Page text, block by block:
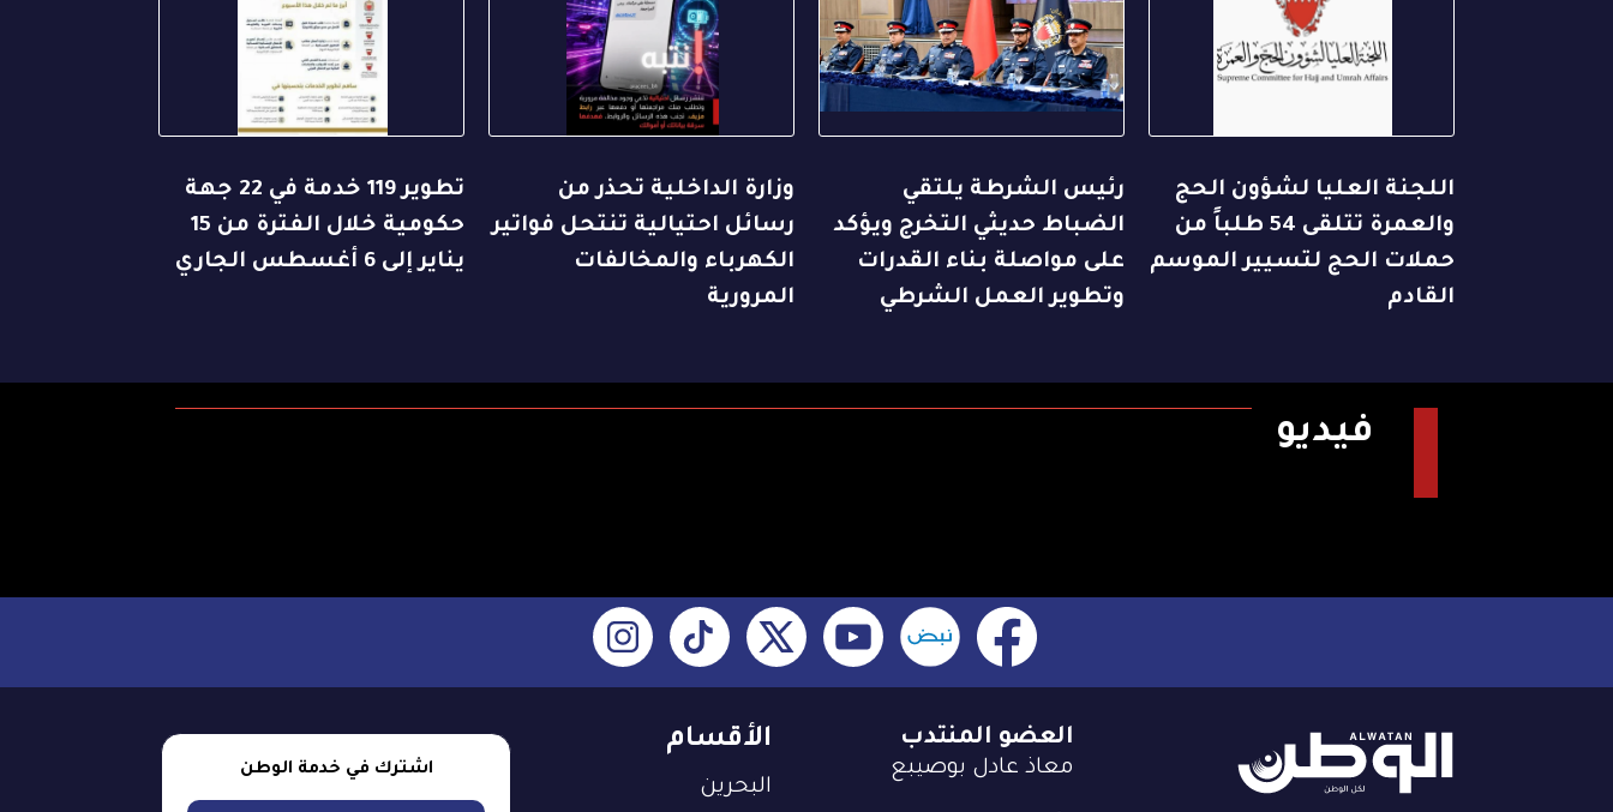
اللجنة العليا لشؤون الحج
والعمرة تتلقى 54 طلباً من
حملات الحج لتسيير الموسم
القادم
رئيس الشرطة يلتقي
الضباط حديثي التخرج ويؤكد
على مواصلة بناء القدرات
وتطوير العمل الشرطي
وزارة الداخلية تحذر من
رسائل احتيالية تنتحل فواتير
الكهرباء والمخالفات
المرورية
تطوير 119 خدمة في 22 جهة
حكومية خلال الفترة من 15
يناير إلى 6 أغسطس الجاري
فيديو
الأقسام
البحرين
العضو المنتدب
معاذ عادل بوصيبع اشترك في خدمة الوطن